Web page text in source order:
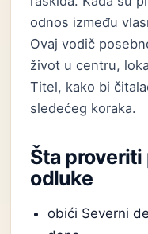
odnos između
Ovaj vodič
život u centru,
Titel, kako bi
sledećeg koraka.
Šta proveriti
odluke
obići Severni